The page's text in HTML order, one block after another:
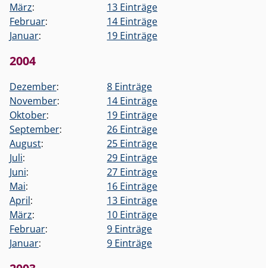
März:
13 Einträge
Februar:
14 Einträge
Januar: 19 Einträge
2004
Dezember:
8 Einträge
November:
14 Einträge
Oktober:
19 Einträge
September:
26 Einträge
August:
25 Einträge
Juli:
29 Einträge
Juni:
27 Einträge
Mai:
16 Einträge
April:
13 Einträge
März:
10 Einträge
Februar:
9 Einträge
Januar: 9 Einträge